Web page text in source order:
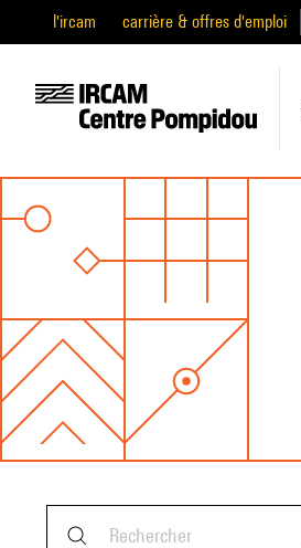
l'ircam carrière & offres d'emploi